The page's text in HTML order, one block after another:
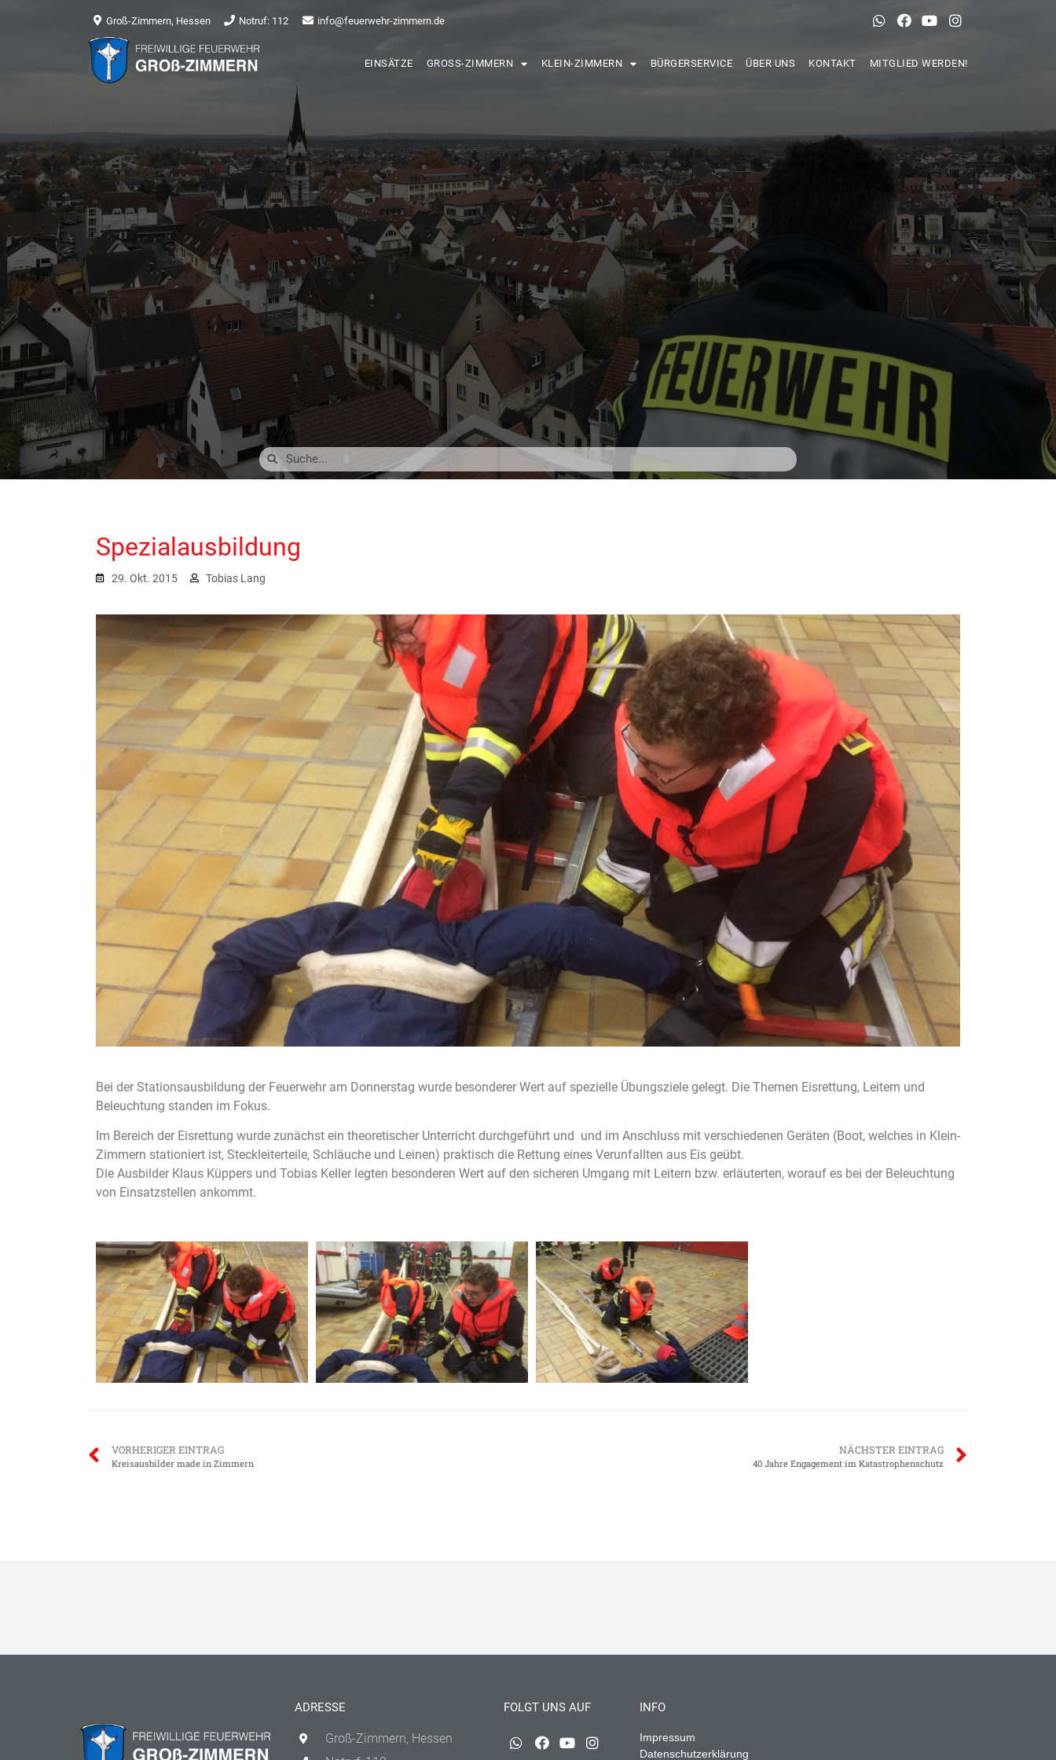
Groß-Zimmern, Hessen Notruf: 112 info@feuerwehr-zimmern.de
EINSÄTZE GROSS-ZIMMERN KLEIN-ZIMMERN BÜRGERSERVICE ÜBER UNS KONTAKT MITGLIED WERDEN!
Spezialausbildung
29. Okt. 2015 Tobias Lang
Bei der Stationsausbildung der Feuerwehr am Donnerstag wurde besonderer Wert auf spezielle Übungsziele gelegt. Die Themen Eisrettung, Leitern und
Beleuchtung standen im Fokus.
Im Bereich der Eisrettung wurde zunächst ein theoretischer Unterricht durchgeführt und und im Anschluss mit verschiedenen Geräten (Boot, welches in Klein-
Zimmern stationiert ist, Steckleiterteile, Schläuche und Leinen) praktisch die Rettung eines Verunfallten aus Eis geübt.
Die Ausbilder Klaus Küppers und Tobias Keller legten besonderen Wert auf den sicheren Umgang mit Leitern bzw. erläuterten, worauf es bei der Beleuchtung
von Einsatzstellen ankommt.
VORHERIGER EINTRAG
Kreisausbilder made in Zimmern
NÄCHSTER EINTRAG
40 Jahre Engagement im Katastrophenschutz
ADRESSE
Groß-Zimmern, Hessen
FOLGT UNS AUF INFO
Impressum
Datenschutzerklärung